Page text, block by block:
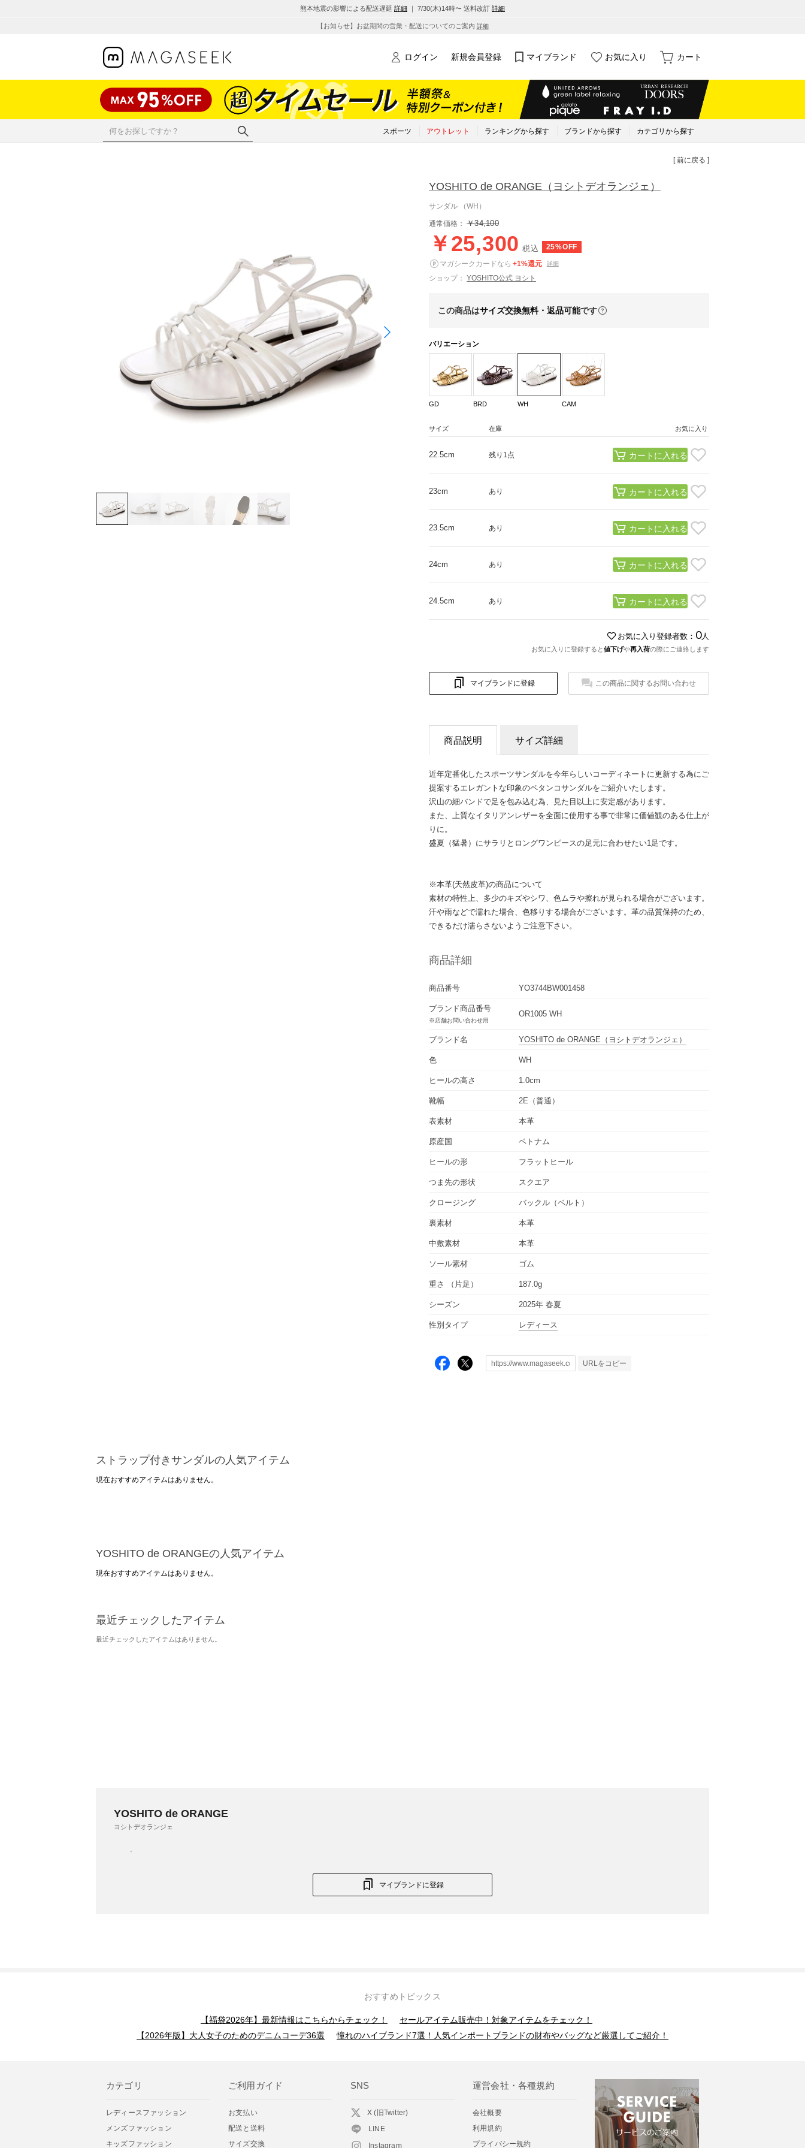
熊本地震の影響による配送遅延 詳細 ｜ 7/30(木)14時〜 送料改訂 詳細
【お知らせ】お盆期間の営業・配送についてのご案内 詳細
ログイン 新規会員登録 マイブランド お気に入り カート
スポーツ アウトレット ランキングから探す ブランドから探す カテゴリから探す
[ 前に戻る ]
YOSHITO de ORANGE （ヨシトデオランジェ）
サンダル （WH）
通常価格： ￥34,100
￥25,300 税込
25%OFF
マガシークカードなら +1%還元 詳細
ショップ： YOSHITO公式 ヨシト
この商品はサイズ交換無料・返品可能です
バリエーション
GD BRD WH CAM
サイズ 在庫 お気に入り
22.5cm 残り1点 カートに入れる
23cm あり カートに入れる
23.5cm あり カートに入れる
24cm あり カートに入れる
24.5cm あり カートに入れる
お気に入り登録者数： 0人
お気に入りに登録すると値下げや再入荷の際にご連絡します
マイブランドに登録 この商品に関するお問い合わせ
商品説明 サイズ詳細
近年定番化したスポーツサンダルを今年らしいコーディネートに更新する為にご
提案するエレガントな印象のペタンコサンダルをご紹介いたします。
沢山の細バンドで足を包み込む為、見た目以上に安定感があります。
また、上質なイタリアンレザーを全面に使用する事で非常に価値観のある仕上が
りに。
盛夏（猛暑）にサラリとロングワンピースの足元に合わせたい1足です。
※本革(天然皮革)の商品について
素材の特性上、多少のキズやシワ、色ムラや擦れが見られる場合がございます。
汗や雨などで濡れた場合、色移りする場合がございます。革の品質保持のため、
できるだけ濡らさないようご注意下さい。
商品詳細
商品番号 YO3744BW001458
ブランド商品番号
※店舗お問い合わせ用
OR1005 WH
ブランド名 YOSHITO de ORANGE （ヨシトデオランジェ）
色 WH
ヒールの高さ 1.0cm
靴幅 2E（普通）
表素材 本革
原産国 ベトナム
ヒールの形 フラットヒール
つま先の形状 スクエア
クロージング バックル（ベルト）
裏素材 本革
中敷素材 本革
ソール素材 ゴム
重さ （片足） 187.0g
シーズン 2025年 春夏
性別タイプ レディース
URLをコピー
ストラップ付きサンダルの人気アイテム
現在おすすめアイテムはありません。
YOSHITO de ORANGEの人気アイテム
現在おすすめアイテムはありません。
最近チェックしたアイテム
最近チェックしたアイテムはありません。
YOSHITO de ORANGE
ヨシトデオランジェ
マイブランドに登録
おすすめトピックス
【福袋2026年】最新情報はこちらからチェック！
セールアイテム販売中！対象アイテムをチェック！
【2026年版】大人女子のためのデニムコーデ36選
憧れのハイブランド7選！人気インポートブランドの財布やバッグなど厳選してご紹介！
カテゴリ
レディースファッション
メンズファッション
キッズファッション
ご利用ガイド
お支払い
配送と送料
サイズ交換
SNS
X (旧Twitter)
LINE
Instagram
運営会社・各種規約
会社概要
利用規約
プライバシー規約